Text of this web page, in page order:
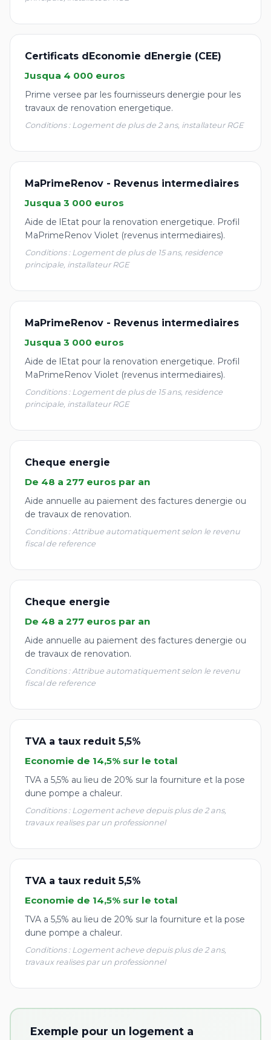
Certificats dEconomie dEnergie (CEE)
Jusqua 4 000 euros
Prime versee par les fournisseurs denergie pour les
travaux de renovation energetique.
Conditions : Logement de plus de 2 ans, installateur RGE
MaPrimeRenov - Revenus intermediaires
Jusqua 3 000 euros
Aide de lEtat pour la renovation energetique. Profil
MaPrimeRenov Violet (revenus intermediaires).
Conditions : Logement de plus de 15 ans, residence
principale, installateur RGE
MaPrimeRenov - Revenus intermediaires
Jusqua 3 000 euros
Aide de lEtat pour la renovation energetique. Profil
MaPrimeRenov Violet (revenus intermediaires).
Conditions : Logement de plus de 15 ans, residence
principale, installateur RGE
Cheque energie
De 48 a 277 euros par an
Aide annuelle au paiement des factures denergie ou
de travaux de renovation.
Conditions : Attribue automatiquement selon le revenu
fiscal de reference
Cheque energie
De 48 a 277 euros par an
Aide annuelle au paiement des factures denergie ou
de travaux de renovation.
Conditions : Attribue automatiquement selon le revenu
fiscal de reference
TVA a taux reduit 5,5%
Economie de 14,5% sur le total
TVA a 5,5% au lieu de 20% sur la fourniture et la pose
dune pompe a chaleur.
Conditions : Logement acheve depuis plus de 2 ans,
travaux realises par un professionnel
TVA a taux reduit 5,5%
Economie de 14,5% sur le total
TVA a 5,5% au lieu de 20% sur la fourniture et la pose
dune pompe a chaleur.
Conditions : Logement acheve depuis plus de 2 ans,
travaux realises par un professionnel
Exemple pour un logement a